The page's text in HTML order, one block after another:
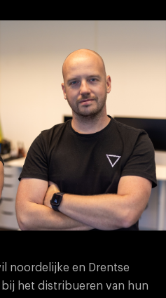
noordelijke en Drentse
het distribueren van hun